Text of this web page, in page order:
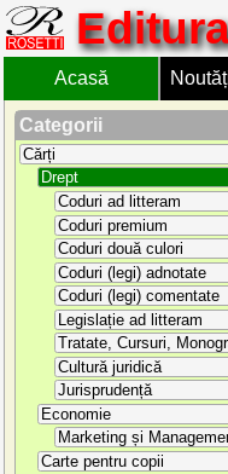
Acasă
Categorii
Cărți
Drept
Coduri ad litteram
Coduri premium
Coduri două culori
Coduri (legi) adnotate
Coduri (legi) comentate
Legislație ad litteram
Tratate, Cursuri,
Cultură juridică
Jurisprudență
Economie
Marketing și
Carte pentru copii